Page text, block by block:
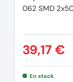
062 SMD
39,17 €
En stock